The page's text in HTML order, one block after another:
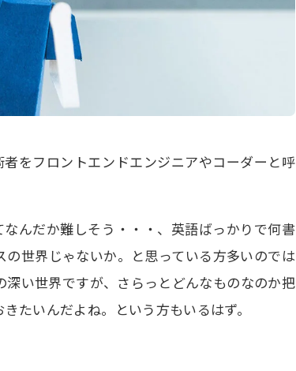
をフロントエンドエンジニアやコーダーと呼
んだか難しそう・・・、英語ばっかりで何書
世界じゃないか。と思っている方多いのでは
い世界ですが、さらっとどんなものなのか把
たいんだよね。という方もいるはず。